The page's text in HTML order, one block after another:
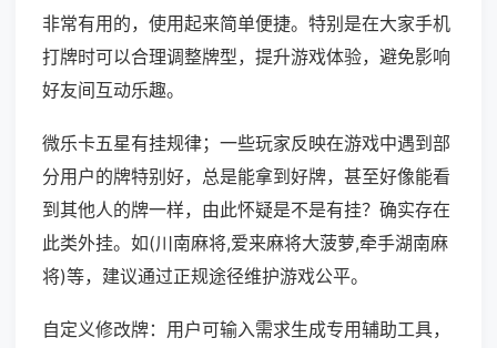
非常有用的，使用起来简单便捷。特别是在大家手机
打牌时可以合理调整牌型，提升游戏体验，避免影响
好友间互动乐趣。
微乐卡五星有挂规律；一些玩家反映在游戏中遇到部
分用户的牌特别好，总是能拿到好牌，甚至好像能看
到其他人的牌一样，由此怀疑是不是有挂？确实存在
此类外挂。如(川南麻将,爱来麻将大菠萝,牵手湖南麻
将)等，建议通过正规途径维护游戏公平。
自定义修改牌：用户可输入需求生成专用辅助工具，